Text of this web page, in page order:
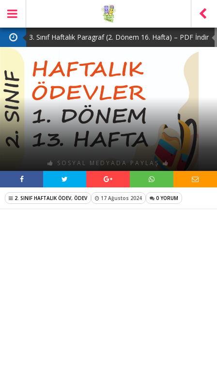
3. Sınıf Haftalık Paragraf (2. Dönem 16. Hafta) – PDF İndir
2. Sınıf Haftalık Paragraf (2. Dönem 16. Hafta) – PDF İndir
1. Sınıf Haftalık Paragraf (2. Dönem 16. Hafta) – PDF İndir
3. Sınıf Haftalık Paragraf (2. Dönem 15. Hafta) – PDF İndir
4. Sınıf Haftalık Paragraf (2. Dönem 16. Hafta) – PDF İndir
SOSYAL MEDYADA PAYLAŞ
2. SINIF HAFTALIK ÖDEV, ÖDEV 17 Ağustos 2024 0 YORUM